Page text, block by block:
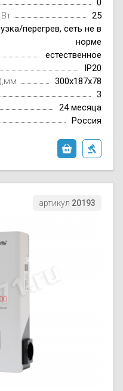
25
перегрев, сеть не в
норме
естественное
IP20
300х187х78
3
24 месяца
Россия
артикул 20193